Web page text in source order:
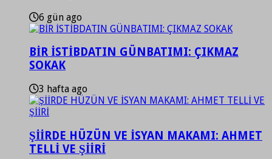
6 gün ago
BİR İSTİBDATIN GÜNBATIMI: ÇIKMAZ
SOKAK
3 hafta ago
ŞİİRDE HÜZÜN VE İSYAN MAKAMI: AHMET
TELLİ VE ŞİİRİ